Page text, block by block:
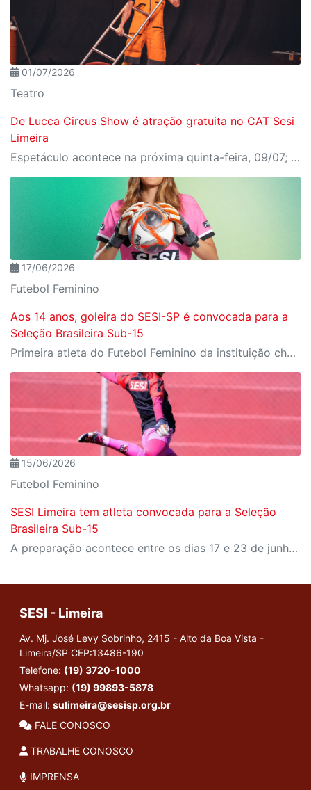
01/07/2026
Teatro
De Lucca Circus Show é atração gratuita no CAT Sesi
Limeira
Espetáculo acontece na próxima quinta-feira, 09/07; ingressos já estão disponíveis
17/06/2026
Futebol Feminino
Aos 14 anos, goleira do SESI-SP é convocada para a
Seleção Brasileira Sub-15
Primeira atleta do Futebol Feminino da instituição chamada para a equipe nacional de base, Cat alcança um marco inédito para a modalidade
15/06/2026
Futebol Feminino
SESI Limeira tem atleta convocada para a Seleção
Brasileira Sub-15
A preparação acontece entre os dias 17 e 23 de junho de 2026
SESI - Limeira
Av. Mj. José Levy Sobrinho, 2415 - Alto da Boa Vista -
Limeira/SP CEP:13486-190
Telefone: (19) 3720-1000
Whatsapp: (19) 99893-5878
E-mail: sulimeira@sesisp.org.br
FALE CONOSCO
TRABALHE CONOSCO
IMPRENSA